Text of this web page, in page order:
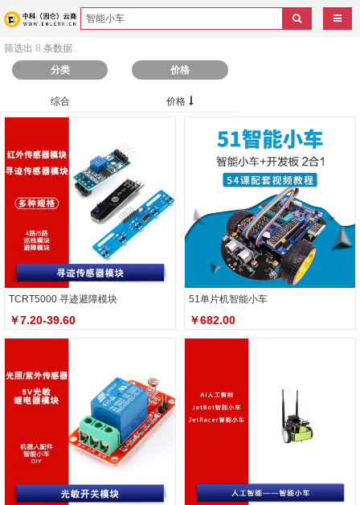
导航
筛选出 8 条数据
分类
价格
综合 价格
TCRT5000 寻迹避障模块
￥7.20-39.60
51单片机智能小车
￥682.00